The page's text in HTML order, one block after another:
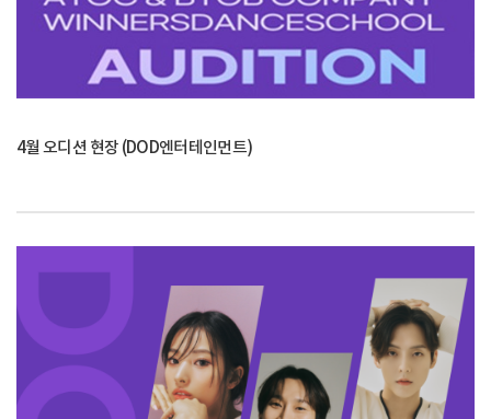
4월 오디션 현장 (DOD엔터테인먼트)